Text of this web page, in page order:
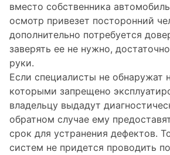
вместо собственника
осмотр привезет посторонний
дополнительно потребуется
заверять ее не нужно,
руки.
Если специалисты не обнаружат
которыми запрещено
владельцу выдадут
обратном случае ему
срок для устранения дефектов.
систем не придется проводить